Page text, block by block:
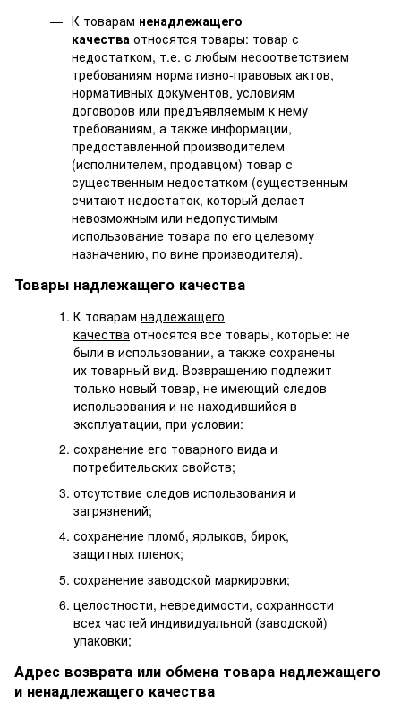
К товарам ненадлежащего
качества относятся товары: товар с
недостатком, т.е. с любым несоответствием
требованиям нормативно-правовых актов,
нормативных документов, условиям
договоров или предъявляемым к нему
требованиям, а также информации,
предоставленной производителем
(исполнителем, продавцом) товар с
существенным недостатком (существенным
считают недостаток, который делает
невозможным или недопустимым
использование товара по его целевому
назначению, по вине производителя).
Товары надлежащего качества
К товарам надлежащего
качества относятся все товары, которые: не
были в использовании, а также сохранены
их товарный вид. Возвращению подлежит
только новый товар, не имеющий следов
использования и не находившийся в
эксплуатации, при условии:
сохранение его товарного вида и
потребительских свойств;
отсутствие следов использования и
загрязнений;
сохранение пломб, ярлыков, бирок,
защитных пленок;
сохранение заводской маркировки;
целостности, невредимости, сохранности
всех частей индивидуальной (заводской)
упаковки;
Адрес возврата или обмена товара надлежащего
и ненадлежащего качества